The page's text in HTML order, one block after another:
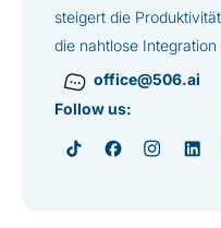
steigert die
die nahtlose
office@506.ai
Follow us: